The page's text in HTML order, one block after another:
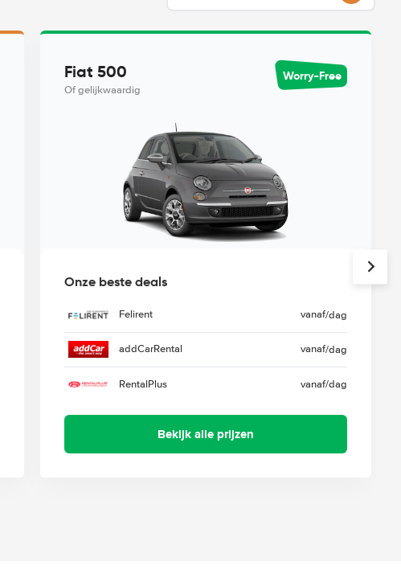
Fiat 500
Of gelijkwaardig
Worry-Free
Onze beste deals
Felirent vanaf/dag
addCarRental vanaf/dag
RentalPlus vanaf/dag
Bekijk alle prijzen